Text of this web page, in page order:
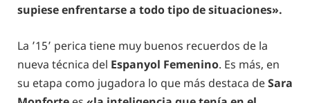
supiese enfrentarse a todo tipo de situaciones».
La ’15’ perica tiene muy buenos recuerdos de la
nueva técnica del Espanyol Femenino. Es más, en
su etapa como jugadora lo que más destaca deSara